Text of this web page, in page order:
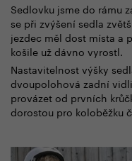
Sedlovku jsme do rámu
se při zvýšení sedla
jezdec měl dost místa a
košile už dávno vyrostl.
Nastavitelnost výšky
dvoupolohová zadní
provázet od prvních
dorostou pro koloběžku